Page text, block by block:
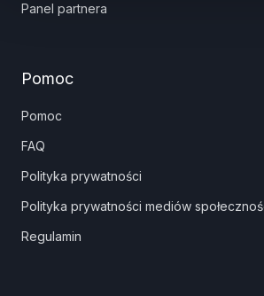
Panel partnera
Pomoc
Pomoc
FAQ
Polityka prywatności
Polityka prywatności mediów
Regulamin